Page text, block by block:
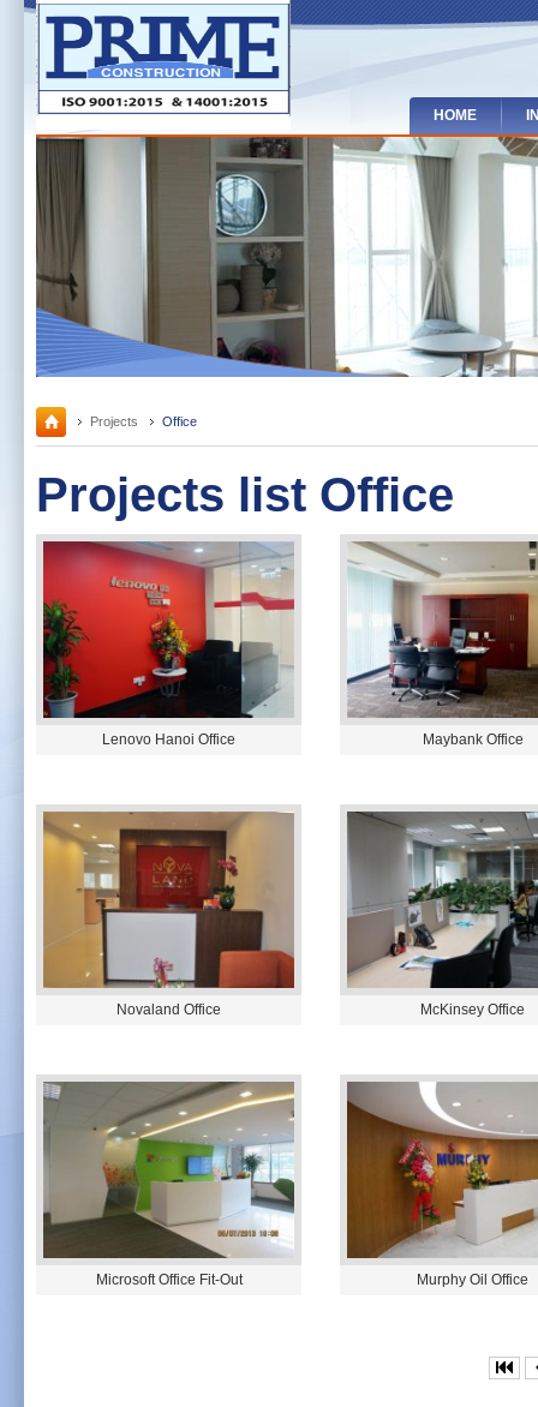
HOME
Projects Office
Projects list Office
Lenovo Hanoi Office Maybank Office
Novaland Office McKinsey Office
Microsoft Office Fit-Out Murphy Oil Office